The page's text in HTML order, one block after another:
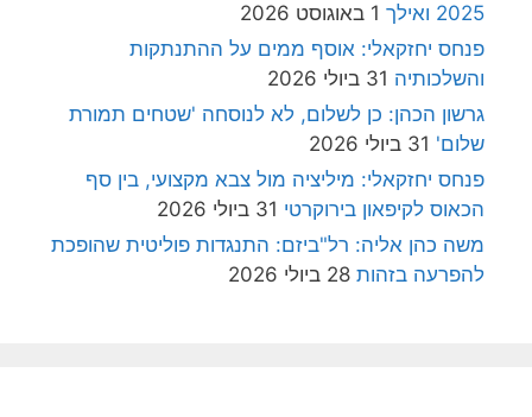
2025 ואילך
1 באוגוסט 2026
פנחס יחזקאלי: אוסף ממים על ההתנתקות
והשלכותיה 31 ביולי 2026
גרשון הכהן: כן לשלום, לא לנוסחה 'שטחים תמורת
שלום' 31 ביולי 2026
פנחס יחזקאלי: מיליציה מול צבא מקצועי, בין סף
הכאוס לקיפאון בירוקרטי 31 ביולי 2026
משה כהן אליה: רל"ביזם: התנגדות פוליטית שהופכת
להפרעה בזהות 28 ביולי 2026